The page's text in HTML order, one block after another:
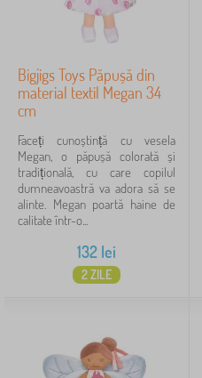
Bigjigs Toys Păpușă din
material textil Megan 34
cm
Faceți cunoștință cu vesela
Megan, o păpușă colorată și
tradițională, cu care copilul
dumneavoastră va adora să se
alinte. Megan poartă haine de
calitate într-o...
132 lei
2 ZILE